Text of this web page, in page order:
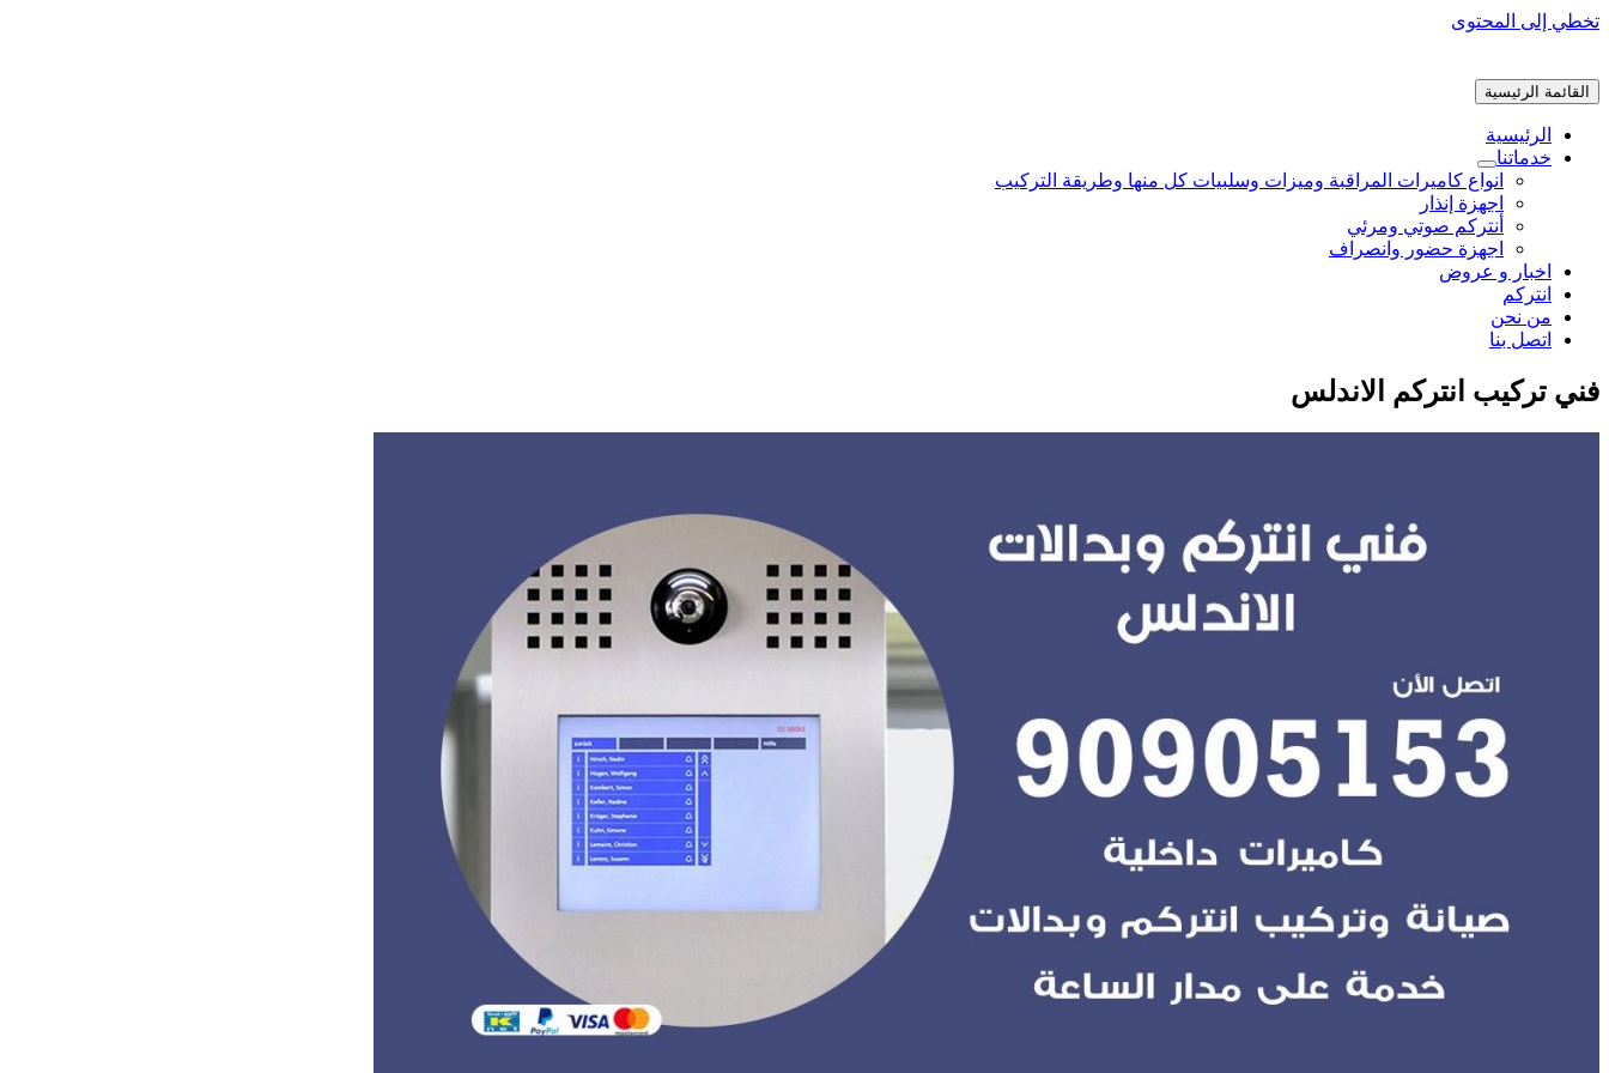
تخطي إلى المحتوى
القائمة الرئيسية
الرئيسية
خدماتنا
انواع كاميرات المراقبة وميزات وسلبيات كل منها وطريقة التركيب
اجهزة إنذار
أنتركم صوتي ومرئي
اجهزة حضور وانصراف
اخبار و عروض
انتركم
من نحن
اتصل بنا
فني تركيب انتركم الاندلس